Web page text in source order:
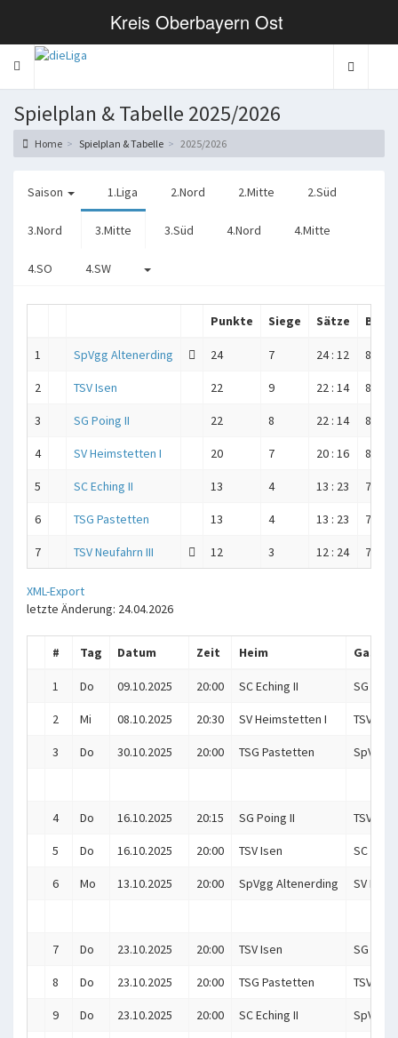
Kreis Oberbayern Ost
Toggle navigation
Spielplan & Tabelle 2025/2026
Home Spielplan & Tabelle 2025/2026
Saison 1.Liga 2.Nord 2.Mitte 2.Süd
3.Nord 3.Mitte 3.Süd 4.Nord 4.Mitte
4.SO 4.SW
Punkte Siege Sätze Bälle
1 SpVgg Altenerding 24 7 24 : 12 844 :
2 TSV Isen 22 9 22 : 14 853 :
3 SG Poing II 22 8 22 : 14 845 :
4 SV Heimstetten I 20 7 20 : 16 819 :
5 SC Eching II 13 4 13 : 23 773 :
6 TSG Pastetten 13 4 13 : 23 754 :
7 TSV Neufahrn III 12 3 12 : 24 780 :
XML-Export
letzte Änderung: 24.04.2026
# Tag Datum Zeit Heim Gast
1 Do 09.10.2025 20:00 SC Eching II SG
2 Mi 08.10.2025 20:30 SV Heimstetten I TSV Isen
3 Do 30.10.2025 20:00 TSG Pastetten SpVgg
4 Do 16.10.2025 20:15 SG Poing II TSV
5 Do 16.10.2025 20:00 TSV Isen SC
6 Mo 13.10.2025 20:00 SpVgg Altenerding SV
7 Do 23.10.2025 20:00 TSV Isen SG
8 Do 23.10.2025 20:00 TSG Pastetten TSV
9 Do 23.10.2025 20:00 SC Eching II SpVgg